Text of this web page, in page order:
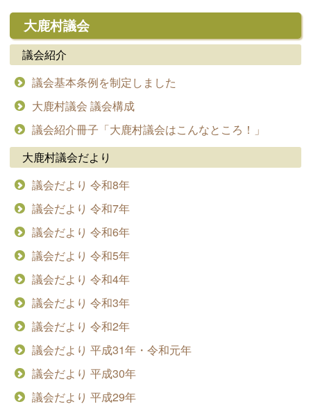
大鹿村議会
議会紹介
議会基本条例を制定しました
大鹿村議会 議会構成
議会紹介冊子「大鹿村議会はこんなところ！」
大鹿村議会だより
議会だより 令和8年
議会だより 令和7年
議会だより 令和6年
議会だより 令和5年
議会だより 令和4年
議会だより 令和3年
議会だより 令和2年
議会だより 平成31年・令和元年
議会だより 平成30年
議会だより 平成29年